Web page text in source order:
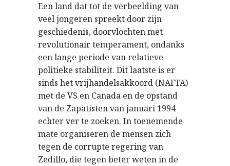
Een land dat tot de verbeelding van
veel jongeren spreekt door zijn
geschiedenis, doorvlochten met
revolutionair temperament, ondanks
een lange periode van relatieve
politieke stabiliteit. Dit laatste is er
sinds het vrijhandelsakkoord (NAFTA)
met de VS en Canada en de opstand
van de Zapatisten van januari 1994
echter ver te zoeken. In toenemende
mate organiseren de mensen zich
tegen de corrupte regering van
Zedillo, die tegen beter weten in de